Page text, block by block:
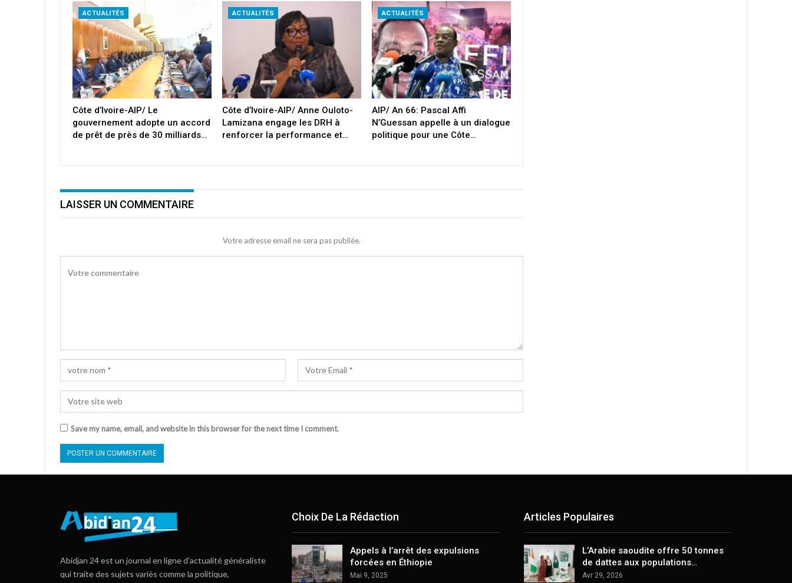
ACTUALITÉS
Côte d’Ivoire-AIP/ Le
gouvernement adopte un accord
de prêt de près de 30 milliards…
ACTUALITÉS
Côte d’Ivoire-AIP/ Anne Ouloto-
Lamizana engage les DRH à
renforcer la performance et…
ACTUALITÉS
AIP/ An 66: Pascal Affi
N’Guessan appelle à un dialogue
politique pour une Côte…
LAISSER UN COMMENTAIRE
Votre adresse email ne sera pas publiée.
Save my name, email, and website in this browser for the next time I comment.
Abidjan 24 est un journal en ligne d'actualité généraliste
qui traite des sujets variés comme la politique,
Choix De La Rédaction
Appels à l’arrêt des expulsions
forcées en Éthiopie
Mai 9, 2025
Articles Populaires
L’Arabie saoudite offre 50 tonnes
de dattes aux populations…
Avr 29, 2026